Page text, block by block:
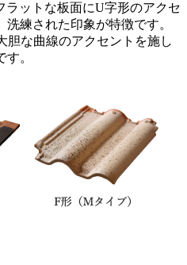
ラットな板面にU字形のアクセ
練された印象が特徴です。
胆な曲線のアクセントを施し
。